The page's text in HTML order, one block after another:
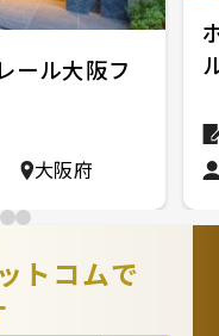
ール大阪フ
大阪府
トコムで